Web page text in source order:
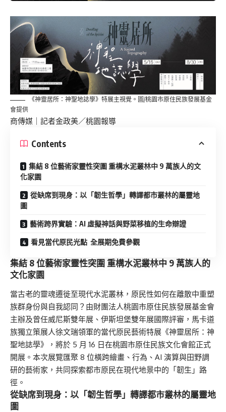
《神靈居所：神聖地誌學》特展主視覺。圖/桃園市原住民族發展基金
會提供
商傳媒 ｜記者金政美／桃園報導
Contents
集結 8 位藝術家靈性突圍 重構水泥叢林中 9 萬族人的文
化家園
從缺席到現身：以「韌生哲學」轉譯都市叢林的屬靈地
圖
藝術跨界實驗：AI 虛擬神話與野菜移植的生命辯證
看見當代原民光點 全展期免費參觀
集結 8 位藝術家靈性突圍 重構水泥叢林中 9 萬族人的
文化家園
當古老的靈魂遷徙至現代水泥叢林，原民性如何在離散中重塑
族群身份與自我認同？由財團法人桃園市原住民族發展基金會
主辦及曾任威尼斯雙年展、伊斯坦堡雙年展國際評審，馬卡道
族獨立策展人徐文瑞領軍的當代原民藝術特展《神靈居所：神
聖地誌學》，將於 5 月 16 日在桃園市原住民族文化會館正式
開展。本次展覽匯聚 8 位橫跨繪畫、行為、AI 演算與田野調
研的藝術家，共同探索都市原民在現代地景中的「韌生」路
徑。
從缺席到現身：以「韌生哲學」轉譯都市叢林的屬靈地
圖